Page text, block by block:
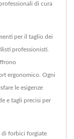
di cura
per il taglio dei
professionisti.
ergonomico. Ogni
le esigenze
e tagli precisi per
di forbici forgiate